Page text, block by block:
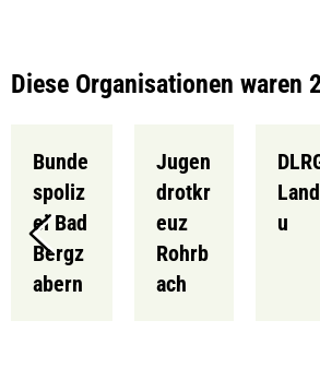
Diese Organisationen waren
Bunde
spoliz
ei Bad
Bergz
abern
Jugen
drotkr
euz
Rohrb
ach
u